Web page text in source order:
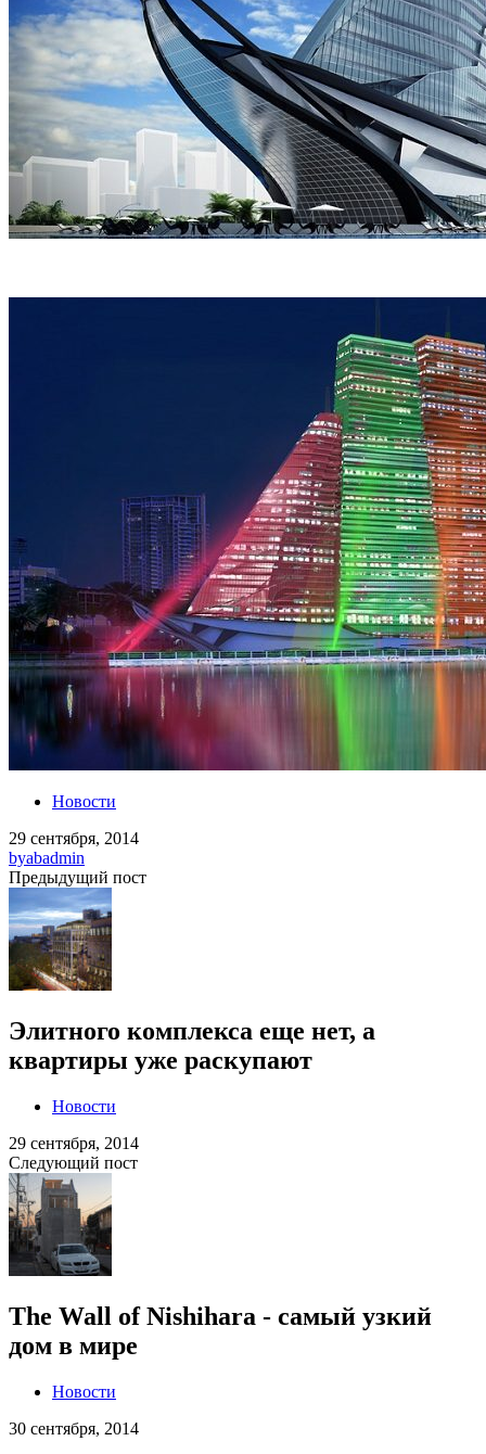
Новости
29 сентября, 2014
byabadmin
Предыдущий пост
Элитного комплекса еще нет, а
квартиры уже раскупают
Новости
29 сентября, 2014
Следующий пост
The Wall of Nishihara - самый узкий
дом в мире
Новости
30 сентября, 2014